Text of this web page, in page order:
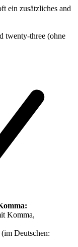
ein zusätzliches and
twenty-three (ohne
Komma,
Deutschen: